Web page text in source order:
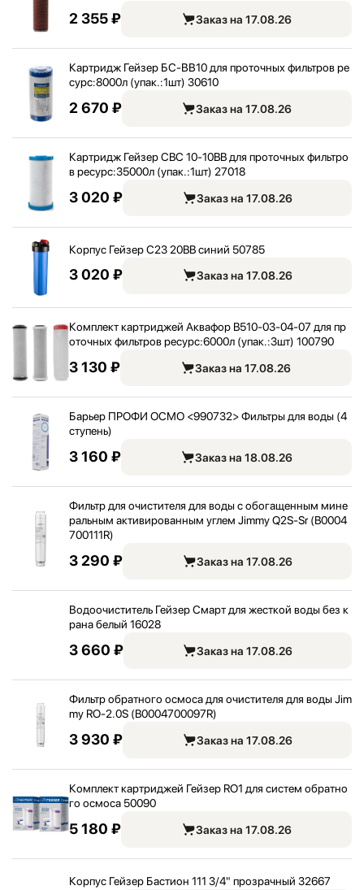
2 355 ₽ Заказ на 17.08.26
Картридж Гейзер БС-ВВ10 для проточных фильтров ре
сурс:8000л (упак.:1шт) 30610
2 670 ₽ Заказ на 17.08.26
Картридж Гейзер CBC 10-10BB для проточных фильтро
в ресурс:35000л (упак.:1шт) 27018
3 020 ₽ Заказ на 17.08.26
Корпус Гейзер С23 20BB синий 50785
3 020 ₽ Заказ на 17.08.26
Комплект картриджей Аквафор B510-03-04-07 для пр
оточных фильтров ресурс:6000л (упак.:3шт) 100790
3 130 ₽ Заказ на 17.08.26
Барьер ПРОФИ ОСМО <990732> Фильтры для воды (4
ступень)
3 160 ₽ Заказ на 18.08.26
Фильтр для очистителя для воды с обогащенным мине
ральным активированным углем Jimmy Q2S-Sr (B0004
700111R)
3 290 ₽ Заказ на 17.08.26
Водоочиститель Гейзер Смарт для жесткой воды без к
рана белый 16028
3 660 ₽ Заказ на 17.08.26
Фильтр обратного осмоса для очистителя для воды Jim
my RO-2.0S (B0004700097R)
3 930 ₽ Заказ на 17.08.26
Комплект картриджей Гейзер RO1 для систем обратно
го осмоса 50090
5 180 ₽ Заказ на 17.08.26
Корпус Гейзер Бастион 111 3/4" прозрачный 32667